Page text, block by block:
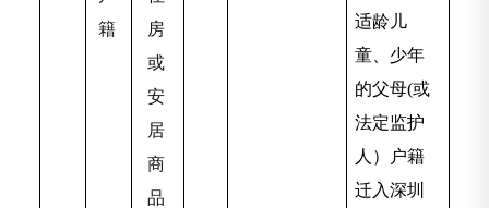
适龄儿
童、少年
的父母(或
法定监护
人）户籍
迁入深圳
籍
房
或
安
居
商
品